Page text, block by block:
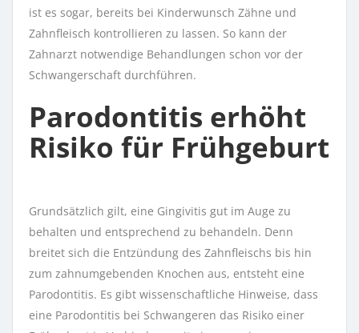
ist es sogar, bereits bei Kinderwunsch Zähne und
Zahnfleisch kontrollieren zu lassen. So kann der
Zahnarzt notwendige Behandlungen schon vor der
Schwangerschaft durchführen.
Parodontitis erhöht
Risiko für Frühgeburt
Grundsätzlich gilt, eine Gingivitis gut im Auge zu
behalten und entsprechend zu behandeln. Denn
breitet sich die Entzündung des Zahnfleischs bis hin
zum zahnumgebenden Knochen aus, entsteht eine
Parodontitis. Es gibt wissenschaftliche Hinweise, dass
eine Parodontitis bei Schwangeren das Risiko einer